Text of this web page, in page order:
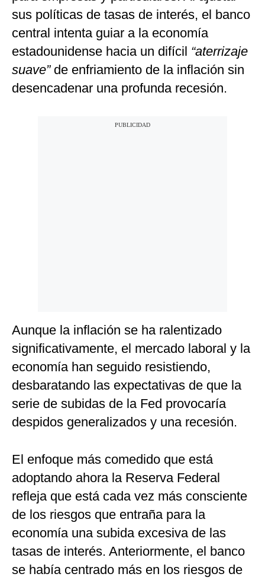
sus políticas de tasas de interés, el banco
central intenta guiar a la economía
estadounidense hacia un difícil “aterrizaje
suave”de enfriamiento de la inflación sin
desencadenar una profunda recesión.
Aunque la inflación se ha ralentizado
significativamente, el mercado laboral y la
economía han seguido resistiendo,
desbaratando las expectativas de que la
serie de subidas de la Fed provocaría
despidos generalizados y una recesión.
El enfoque más comedido que está
adoptando ahora la Reserva Federal
refleja que está cada vez más consciente
de los riesgos que entraña para la
economía una subida excesiva de las
tasas de interés. Anteriormente, el banco
se había centrado más en los riesgos de